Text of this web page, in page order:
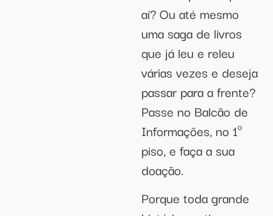
aí? Ou até mesmo
uma saga de livros
que já leu e releu
várias vezes e deseja
passar para a frente?
Passe no Balcão de
Informações, no 1º
piso, e faça a sua
doação.
Porque toda grande